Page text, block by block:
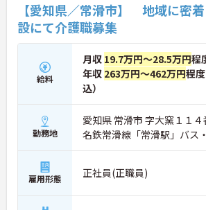
スキルアップしながら長く働きやすい環境です
・介護福祉士取得支援があります
・実務者研修を勤務中に受講できます
・受講費用の本人負担がありません
→将来に役立つ資格取得を目指せます♪
■ 充実の手当で安定収入を実現
各種手当が整い収入アップを目指せる環境です
・夜勤手当6500円／回
→生活に合わせて安定した収入を目指せます♪
【愛知県／常滑市】 地域に密
設にて介護職募集
給料
月収 19.7万円～28.5万円程
年収 263万円～462万円程
込）
勤務地
愛知県 常滑市 字大窯１１４
名鉄常滑線「常滑駅」バス
雇用形態 正社員(正職員)